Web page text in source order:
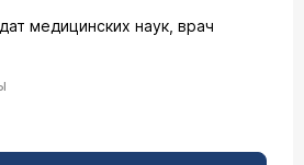
медицинских наук, врач